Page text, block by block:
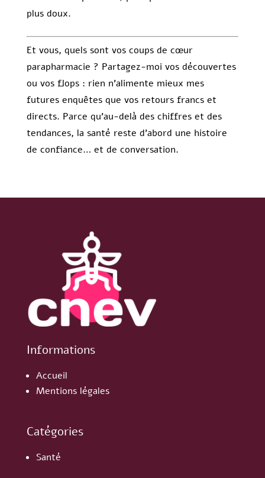
plus doux.
Et vous, quels sont vos coups de cœur
parapharmacie ? Partagez-moi vos découvertes
ou vos flops : rien n’alimente mieux mes
futures enquêtes que vos retours francs et
directs. Parce qu’au-delà des chiffres et des
tendances, la santé reste d’abord une histoire
de confiance… et de conversation.
Informations
Accueil
Mentions légales
Catégories
Santé